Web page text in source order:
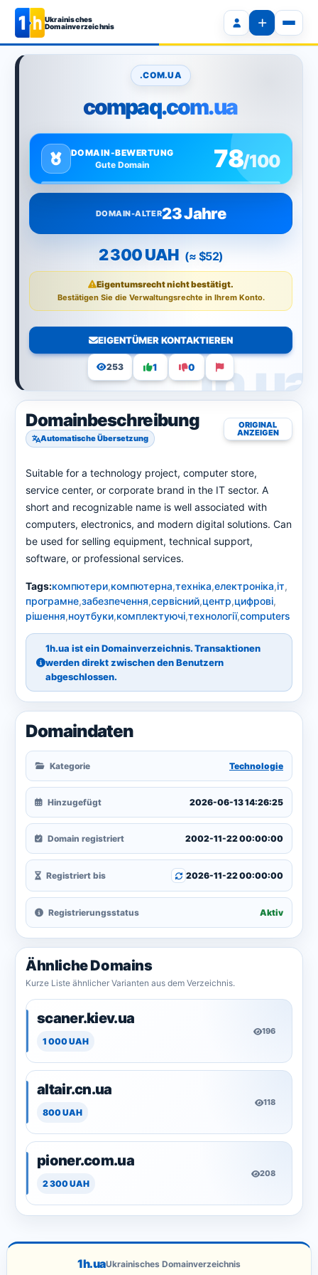
Ukrainisches
Domainverzeichnis
.COM.UA
compaq.com.ua
DOMAIN-BEWERTUNG
Gute Domain
78/100
DOMAIN-ALTER23 Jahre
2 300 UAH (≈ $52)
Eigentumsrecht nicht bestätigt.
Bestätigen Sie die Verwaltungsrechte in Ihrem Konto.
EIGENTÜMER KONTAKTIEREN
253 1 0
Domainbeschreibung
Automatische Übersetzung
ORIGINAL
ANZEIGEN
Suitable for a technology project, computer store,
service center, or corporate brand in the IT sector. A
short and recognizable name is well associated with
computers, electronics, and modern digital solutions. Can
be used for selling equipment, technical support,
software, or professional services.
Tags:компютери,компютерна,техніка,електроніка,іт,
програмне,забезпечення,сервісний,центр,цифрові,
рішення,ноутбуки,комплектуючі,технології,computers
1h.ua ist ein Domainverzeichnis. Transaktionen
werden direkt zwischen den Benutzern
abgeschlossen.
Domaindaten
Kategorie Technologie
Hinzugefügt 2026-06-13 14:26:25
Domain registriert 2002-11-22 00:00:00
Registriert bis 2026-11-22 00:00:00
Registrierungsstatus Aktiv
Ähnliche Domains
Kurze Liste ähnlicher Varianten aus dem Verzeichnis.
scaner.kiev.ua
1 000 UAH
196
altair.cn.ua
800 UAH
118
pioner.com.ua
2 300 UAH
208
1h.uaUkrainisches Domainverzeichnis